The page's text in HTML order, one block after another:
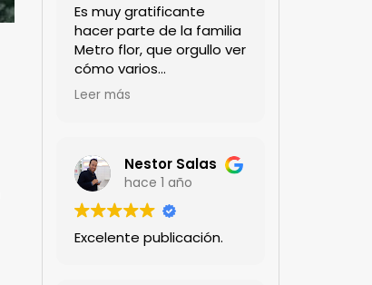
Es muy gratificante
hacer parte de la familia
Metro flor, que orgullo ver
cómo varios
profesionales hombres y
técnicas. Gracias por
mantenernos al día.mil
GRACIAS
Leer más
Nestor Salas
hace 1 año
Excelente publicación.